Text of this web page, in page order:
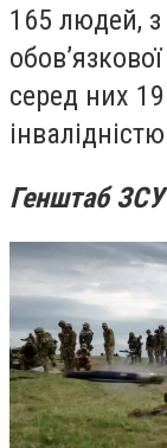
165 людей, з
серед них
Генштаб ЗСУ